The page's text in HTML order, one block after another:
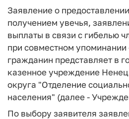
Заявление о
получением увечья,
выплаты в связи с гибелью
при совместном упоминании
гражданин представляет в
казенное учреждение
округа "Отделение
населения" (далее -
По выбору заявителя